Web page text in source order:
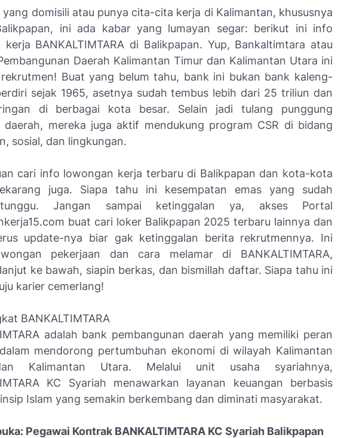
yang domisili atau punya cita-cita kerja di Kalimantan, khususnya
ini ada kabar yang lumayan segar: berikut ini info
kerja BANKALTIMTARA di Balikpapan. Yup, Bankaltimtara atau
Daerah Kalimantan Timur dan Kalimantan Utara ini
Buat yang belum tahu, bank ini bukan bank kaleng-
sejak 1965, asetnya sudah tembus lebih dari 25 triliun dan
di berbagai kota besar. Selain jadi tulang punggung
daerah, mereka juga aktif mendukung program CSR di bidang
sosial, dan lingkungan.
cari info lowongan kerja terbaru di Balikpapan dan kota-kota
juga. Siapa tahu ini kesempatan emas yang sudah
tunggu. Jangan sampai ketinggalan ya, akses Portal
buat cari loker Balikpapan 2025 terbaru lainnya dan
update-nya biar gak ketinggalan berita rekrutmennya. Ini
pekerjaan dan cara melamar di BANKALTIMTARA,
ke bawah, siapin berkas, dan bismillah daftar. Siapa tahu ini
karier cemerlang!
BANKALTIMTARA
adalah bank pembangunan daerah yang memiliki peran
mendorong pertumbuhan ekonomi di wilayah Kalimantan
Kalimantan Utara. Melalui unit usaha syariahnya,
KC Syariah menawarkan layanan keuangan berbasis
Islam yang semakin berkembang dan diminati masyarakat.
Pegawai Kontrak BANKALTIMTARA KC Syariah Balikpapan